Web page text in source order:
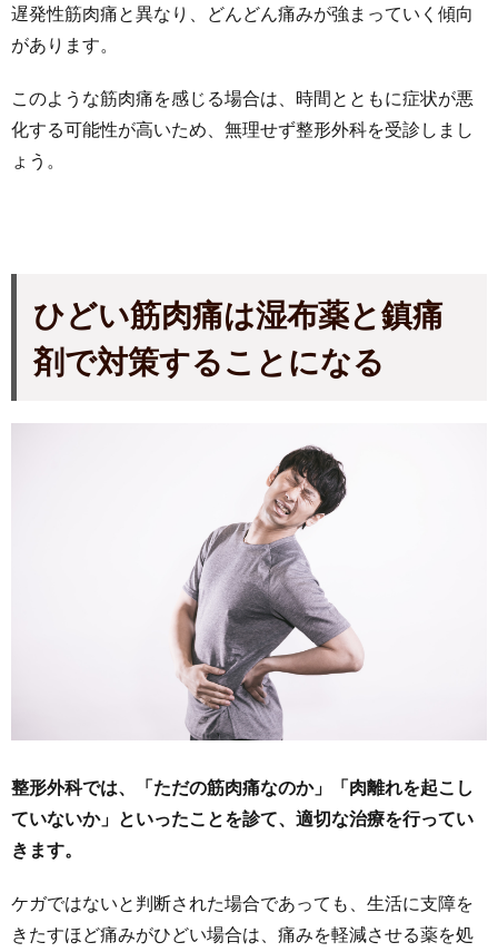
遅発性筋肉痛と異なり、どんどん痛みが強まっていく傾向
があります。
このような筋肉痛を感じる場合は、時間とともに症状が悪
化する可能性が高いため、無理せず整形外科を受診しまし
ょう。
ひどい筋肉痛は湿布薬と鎮痛
剤で対策することになる
整形外科では、「ただの筋肉痛なのか」「肉離れを起こし
ていないか」といったことを診て、適切な治療を行ってい
きます。
ケガではないと判断された場合であっても、生活に支障を
きたすほど痛みがひどい場合は、痛みを軽減させる薬を処